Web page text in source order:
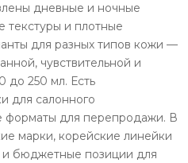
дневные и ночные
текстуры и плотные
для разных типов кожи —
чувствительной и
до 250 мл. Есть
для салонного
форматы для перепродажи. В
марки, корейские линейки
бюджетные позиции для